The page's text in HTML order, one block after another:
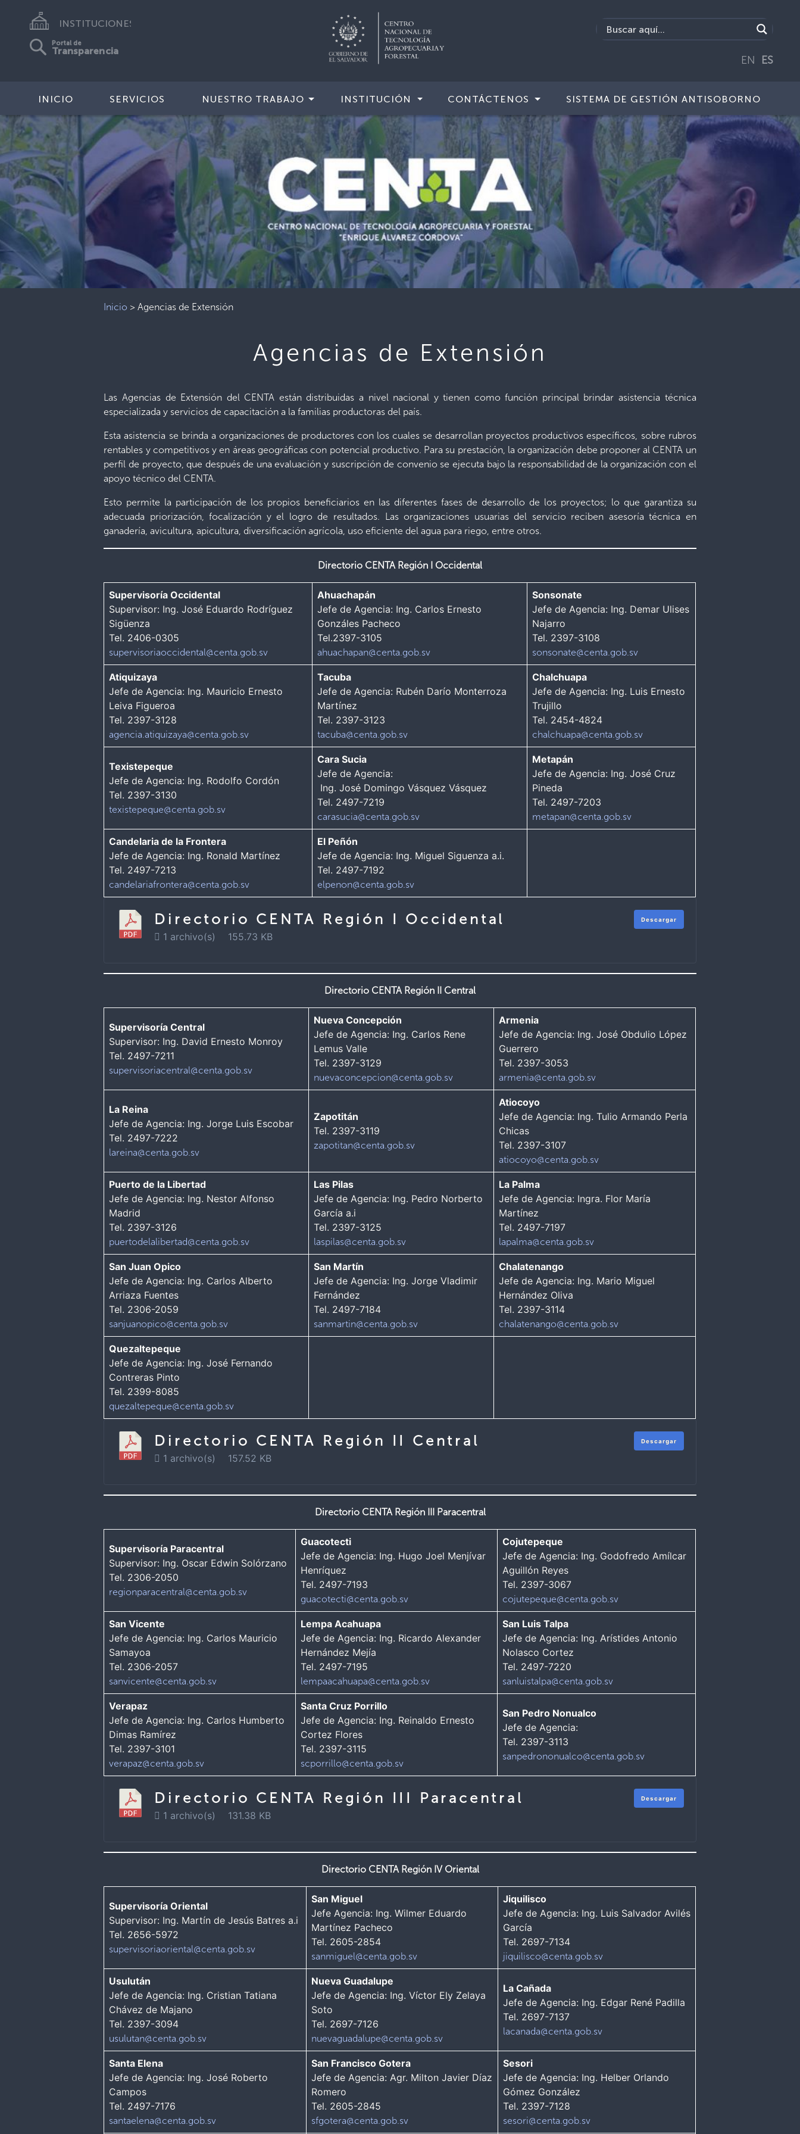
INSTITUCIONES
Portal de
Transparencia
EN ES
INICIO SERVICIOS NUESTRO TRABAJO INSTITUCIÓN CONTÁCTENOS SISTEMA DE GESTIÓN ANTISOBORNO
Inicio >Agencias de Extensión
Agencias de Extensión
Las Agencias de Extensión del CENTA están distribuidas a nivel nacional y tienen como función principal brindar asistencia técnica
especializada y servicios de capacitación a la familias productoras del país.
Esta asistencia se brinda a organizaciones de productores con los cuales se desarrollan proyectos productivos específicos, sobre rubros
rentables y competitivos y en áreas geográficas con potencial productivo. Para su prestación, la organización debe proponer al CENTA un
perfil de proyecto, que después de una evaluación y suscripción de convenio se ejecuta bajo la responsabilidad de la organización con el
apoyo técnico del CENTA.
Esto permite la participación de los propios beneficiarios en las diferentes fases de desarrollo de los proyectos; lo que garantiza su
adecuada priorización, focalización y el logro de resultados. Las organizaciones usuarias del servicio reciben asesoría técnica en
ganadería, avicultura, apicultura, diversificación agrícola, uso eficiente del agua para riego, entre otros.
Directorio CENTA Región I Occidental
Supervisoría Occidental
Supervisor: Ing. José Eduardo Rodríguez
Sigüenza
Tel. 2406-0305
supervisoriaoccidental@centa.gob.sv
Ahuachapán
Jefe de Agencia: Ing. Carlos Ernesto
Gonzáles Pacheco
Tel.2397-3105
ahuachapan@centa.gob.sv
Sonsonate
Jefe de Agencia: Ing. Demar Ulises
Najarro
Tel. 2397-3108
sonsonate@centa.gob.sv
Atiquizaya
Jefe de Agencia: Ing. Mauricio Ernesto
Leiva Figueroa
Tel. 2397-3128
agencia.atiquizaya@centa.gob.sv
Tacuba
Jefe de Agencia: Rubén Darío Monterroza
Martínez
Tel. 2397-3123
tacuba@centa.gob.sv
Chalchuapa
Jefe de Agencia: Ing. Luis Ernesto
Trujillo
Tel. 2454-4824
chalchuapa@centa.gob.sv
Texistepeque
Jefe de Agencia: Ing. Rodolfo Cordón
Tel. 2397-3130
texistepeque@centa.gob.sv
Cara Sucia
Jefe de Agencia:
Ing. José Domingo Vásquez Vásquez
Tel. 2497-7219
carasucia@centa.gob.sv
Metapán
Jefe de Agencia: Ing. José Cruz
Pineda
Tel. 2497-7203
metapan@centa.gob.sv
Candelaria de la Frontera
Jefe de Agencia: Ing. Ronald Martínez
Tel. 2497-7213
candelariafrontera@centa.gob.sv
El Peñón
Jefe de Agencia: Ing. Miguel Siguenza a.i.
Tel. 2497-7192
elpenon@centa.gob.sv
Directorio CENTA Región I Occidental
1 archivo(s) 155.73 KB
Descargar
Directorio CENTA Región II Central
Supervisoría Central
Supervisor: Ing. David Ernesto Monroy
Tel. 2497-7211
supervisoriacentral@centa.gob.sv
Nueva Concepción
Jefe de Agencia: Ing. Carlos Rene
Lemus Valle
Tel. 2397-3129
nuevaconcepcion@centa.gob.sv
Armenia
Jefe de Agencia: Ing. José Obdulio López
Guerrero
Tel. 2397-3053
armenia@centa.gob.sv
La Reina
Jefe de Agencia: Ing. Jorge Luis Escobar
Tel. 2497-7222
lareina@centa.gob.sv
Zapotitán
Tel. 2397-3119
zapotitan@centa.gob.sv
Atiocoyo
Jefe de Agencia: Ing. Tulio Armando Perla
Chicas
Tel. 2397-3107
atiocoyo@centa.gob.sv
Puerto de la Libertad
Jefe de Agencia: Ing. Nestor Alfonso
Madrid
Tel. 2397-3126
puertodelalibertad@centa.gob.sv
Las Pilas
Jefe de Agencia: Ing. Pedro Norberto
García a.i
Tel. 2397-3125
laspilas@centa.gob.sv
La Palma
Jefe de Agencia: Ingra. Flor María
Martínez
Tel. 2497-7197
lapalma@centa.gob.sv
San Juan Opico
Jefe de Agencia: Ing. Carlos Alberto
Arriaza Fuentes
Tel. 2306-2059
sanjuanopico@centa.gob.sv
San Martín
Jefe de Agencia: Ing. Jorge Vladimir
Fernández
Tel. 2497-7184
sanmartin@centa.gob.sv
Chalatenango
Jefe de Agencia: Ing. Mario Miguel
Hernández Oliva
Tel. 2397-3114
chalatenango@centa.gob.sv
Quezaltepeque
Jefe de Agencia: Ing. José Fernando
Contreras Pinto
Tel. 2399-8085
quezaltepeque@centa.gob.sv
Directorio CENTA Región II Central
1 archivo(s) 157.52 KB
Descargar
Directorio CENTA Región III Paracentral
Supervisoría Paracentral
Supervisor: Ing. Oscar Edwin Solórzano
Tel. 2306-2050
regionparacentral@centa.gob.sv
Guacotecti
Jefe de Agencia: Ing. Hugo Joel Menjívar
Henríquez
Tel. 2497-7193
guacotecti@centa.gob.sv
Cojutepeque
Jefe de Agencia: Ing. Godofredo Amílcar
Aguillón Reyes
Tel. 2397-3067
cojutepeque@centa.gob.sv
San Vicente
Jefe de Agencia: Ing. Carlos Mauricio
Samayoa
Tel. 2306-2057
sanvicente@centa.gob.sv
Lempa Acahuapa
Jefe de Agencia: Ing. Ricardo Alexander
Hernández Mejía
Tel. 2497-7195
lempaacahuapa@centa.gob.sv
San Luis Talpa
Jefe de Agencia: Ing. Arístides Antonio
Nolasco Cortez
Tel. 2497-7220
sanluistalpa@centa.gob.sv
Verapaz
Jefe de Agencia: Ing. Carlos Humberto
Dimas Ramírez
Tel. 2397-3101
verapaz@centa.gob.sv
Santa Cruz Porrillo
Jefe de Agencia: Ing. Reinaldo Ernesto
Cortez Flores
Tel. 2397-3115
scporrillo@centa.gob.sv
San Pedro Nonualco
Jefe de Agencia:
Tel. 2397-3113
sanpedrononualco@centa.gob.sv
Directorio CENTA Región III Paracentral
1 archivo(s) 131.38 KB
Descargar
Directorio CENTA Región IV Oriental
Supervisoría Oriental
Supervisor: Ing. Martín de Jesús Batres a.i
Tel. 2656-5972
supervisoriaoriental@centa.gob.sv
San Miguel
Jefe Agencia: Ing. Wilmer Eduardo
Martínez Pacheco
Tel. 2605-2854
sanmiguel@centa.gob.sv
Jiquilisco
Jefe de Agencia: Ing. Luis Salvador Avilés
García
Tel. 2697-7134
jiquilisco@centa.gob.sv
Usulután
Jefe de Agencia: Ing. Cristian Tatiana
Chávez de Majano
Tel. 2397-3094
usulutan@centa.gob.sv
Nueva Guadalupe
Jefe de Agencia: Ing. Víctor Ely Zelaya
Soto
Tel. 2697-7126
nuevaguadalupe@centa.gob.sv
La Cañada
Jefe de Agencia: Ing. Edgar René Padilla
Tel. 2697-7137
lacanada@centa.gob.sv
Santa Elena
Jefe de Agencia: Ing. José Roberto
Campos
Tel. 2497-7176
santaelena@centa.gob.sv
San Francisco Gotera
Jefe de Agencia: Agr. Milton Javier Díaz
Romero
Tel. 2605-2845
sfgotera@centa.gob.sv
Sesori
Jefe de Agencia: Ing. Helber Orlando
Gómez González
Tel. 2397-7128
sesori@centa.gob.sv